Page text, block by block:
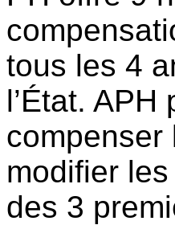
tous les 4
l’État.
compenser
modifier
des 3